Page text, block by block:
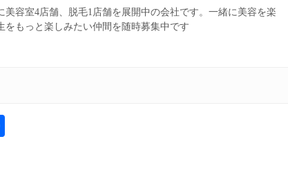
美容室4店舗、脱毛1店舗を展開中の会社です。一緒に美容を楽
をもっと楽しみたい仲間を随時募集中です